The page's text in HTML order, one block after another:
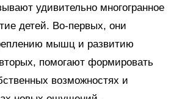
удивительно многогранное
детей. Во-первых, они
мышц и развитию
помогают формировать
возможностях и